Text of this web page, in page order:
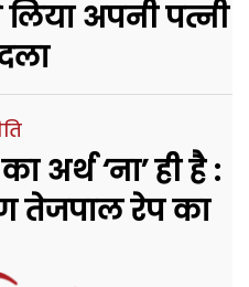
अपनी पत्नी
का अर्थ ‘ना’ ही है :
तेजपाल रेप का